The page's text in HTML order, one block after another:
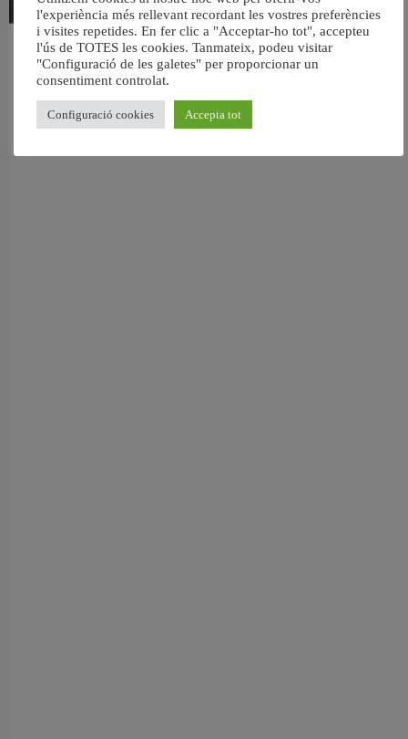
València reforma l’Escola Infantil Pardalets i instal·larà aire condicionat a totes
les aules
l'experiència més rellevant recordant les vostres preferències
i visites repetides. En fer clic a "Acceptar-ho tot", accepteu
l'ús de TOTES les cookies. Tanmateix, podeu visitar
"Configuració de les galetes" per proporcionar un
consentiment controlat.
Configuració cookies Accepta tot